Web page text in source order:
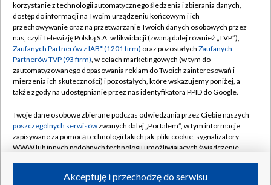
TVP
Abonament TVP
Emisja w TVP
Centrum informacji TVP
Naziemna Telewizja Cyfrowa
Rada Programowa
System NOS
Informacje o nadawcy
Program dla prasy
Regulamin TVP
Polityka prywatności
Moje zgody
Pomoc
Kontakt
Kanały
korzystanie z technologii automatycznego śledzenia i zbierania danych,
dostęp do informacji na Twoim urządzeniu końcowym i ich
przechowywanie oraz na przetwarzanie Twoich danych osobowych przez
nas, czyli Telewizję Polską S.A. w likwidacji (zwaną dalej również „TVP”),
Zaufanych Partnerów z IAB* (1201 firm) oraz pozostałych Zaufanych
Partnerów TVP (93 firm), w celach marketingowych (w tym do
zautomatyzowanego dopasowania reklam do Twoich zainteresowań i
mierzenia ich skuteczności) i pozostałych, które wskazujemy poniżej, a
także zgody na udostępnianie przez nas identyfikatora PPID do Google.
Twoje dane osobowe zbierane podczas odwiedzania przez Ciebie naszych
poszczególnych serwisówzwanych dalej „Portalem”, w tym informacje
zapisywane za pomocą technologii takich jak: pliki cookie, sygnalizatory
WWW lub innych podobnych technologii umożliwiających świadczenie
ruchu w Internecie.Akceptuję i przechodzę do serwisu